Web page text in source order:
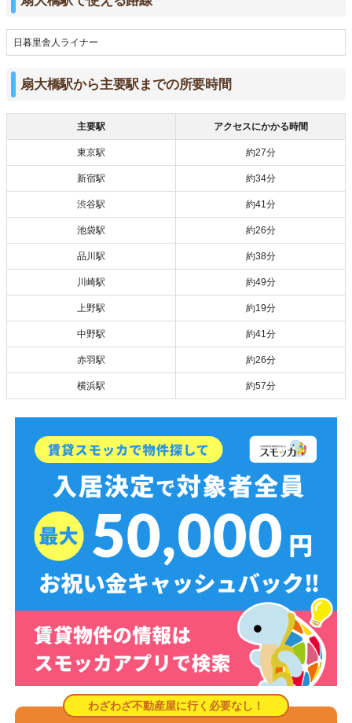
日暮里舎人ライナー
扇大橋駅から主要駅までの所要時間
主要駅 アクセスにかかる時間
東京駅 約27分
新宿駅 約34分
渋谷駅 約41分
池袋駅 約26分
品川駅 約38分
川崎駅 約49分
上野駅 約19分
中野駅 約41分
赤羽駅 約26分
横浜駅 約57分